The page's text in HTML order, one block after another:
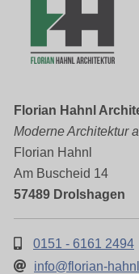
Florian Hahnl
Moderne Architektur
Florian Hahnl
Am Buscheid 14
57489 Drolshagen
0151 - 6161 2494
info@florian-